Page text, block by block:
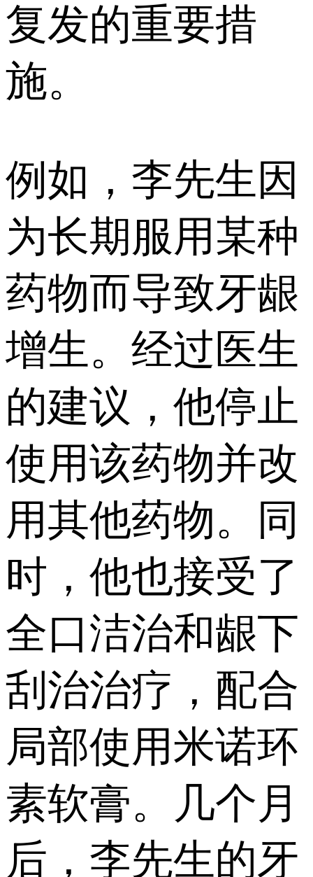
复发的重要措
施。
例如，李先生因
为长期服用某种
药物而导致牙龈
增生。经过医生
的建议，他停止
使用该药物并改
用其他药物。同
时，他也接受了
全口洁治和龈下
刮治治疗，配合
局部使用米诺环
素软膏。几个月
后，李先生的牙